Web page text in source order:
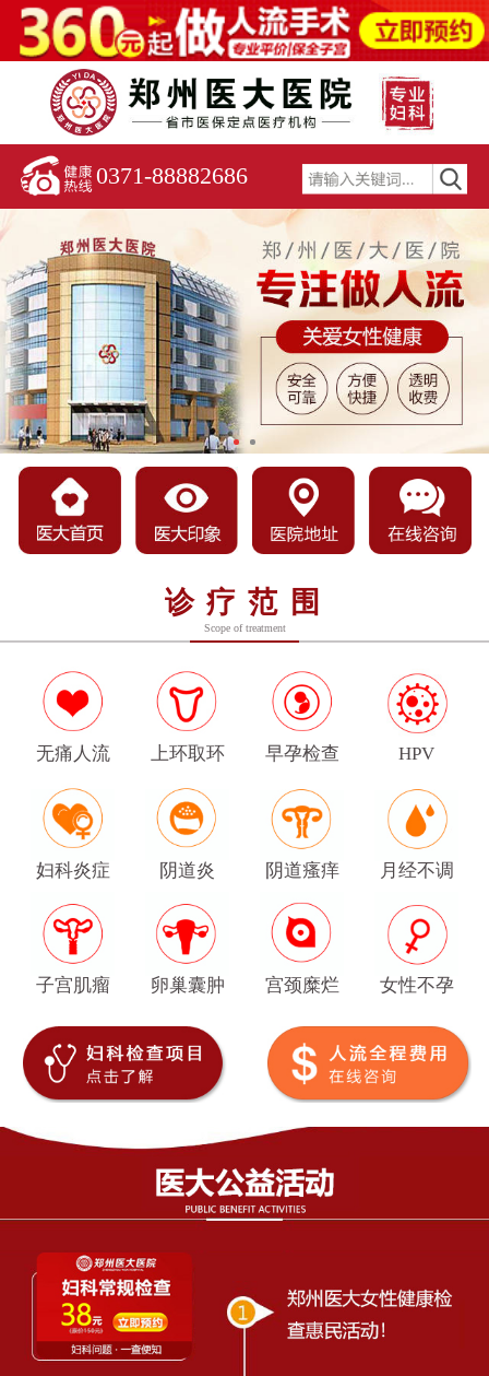
0371-88882686
诊疗范围
Scope of treatment
无痛人流 上环取环 早孕检查 HPV
妇科炎症 阴道炎 阴道瘙痒 月经不调
子宫肌瘤 卵巢囊肿 宫颈糜烂 女性不孕